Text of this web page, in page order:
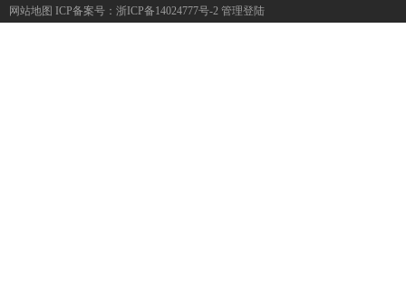
网站地图 ICP备案号： 浙ICP备14024777号-2 管理登陆